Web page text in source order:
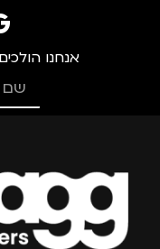
אנחנו